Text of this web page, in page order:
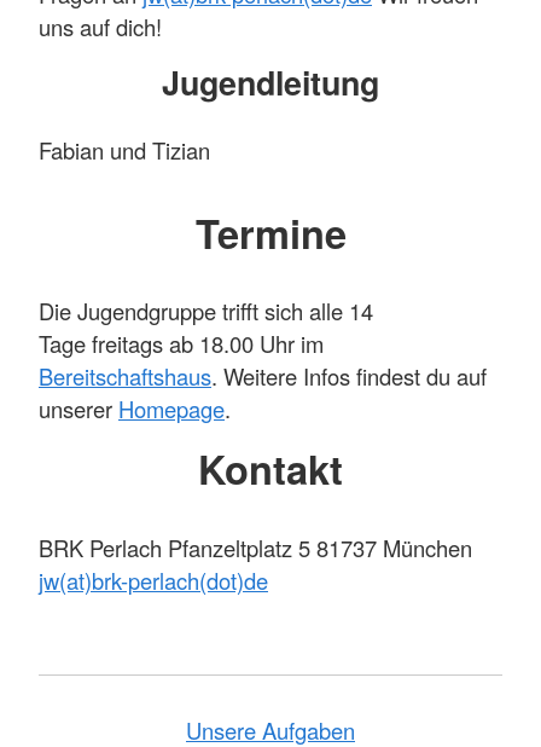
uns auf dich!
Jugendleitung
Fabian und Tizian
Termine
Die Jugendgruppe trifft sich alle 14
Tage freitags ab 18.00 Uhr im
Bereitschaftshaus. Weitere Infos findest du auf
unserer Homepage.
Kontakt
BRK Perlach Pfanzeltplatz 5 81737 München
jw(at)brk-perlach(dot)de
Unsere Aufgaben